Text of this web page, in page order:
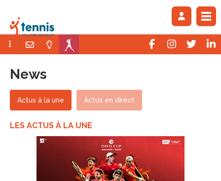
News
Actus à la une Actus en direct
LES ACTUS À LA UNE